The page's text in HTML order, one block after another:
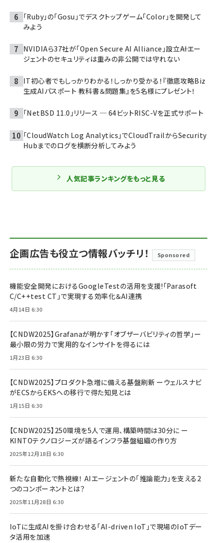
「Ruby」の「Gosu」でデスクトップゲーム「Color」を開発して
みよう
NVIDIAら37社が「Open Secure AI Alliance」設立――AIエー
ジェントのセキュリティは重みの非公開では守れない
IT初心者でもしっかりわかる！しっかり受かる！『徹底攻略Biz
生成AIパスポート 教科書＆問題集』を5名様にプレゼント！
「NetBSD 11.0」リリース ─ 64ビットRISC-Vを正式サポート
「CloudWatch Log Analytics」でCloudTrailからSecurity
Hubまでのログを横断分析してみよう
人気記事ランキングをもっと見る
企画広告も役立つ情報バッチリ！ Sponsored
機能安全開発におけるGoogleTestの活用を支援!「Parasoft
C/C++test CT」で実現する効率化＆AI連携
4月14日 6:30
【CNDW2025】Grafanaが明かす「オブザーバビリティの哲学」ー
最小限の労力で実用的なインサイトを得るには
1月23日 6:30
【CNDW2025】プロダクト急増に備える基盤刷新 ーウェルスナビ
がECSからEKSへの移行で得た知見とは
1月15日 6:30
【CNDW2025】250環境を5人で運用、構築時間は30分に ー
KINTOテクノロジーズが語るインフラ基盤組織の作り方
2025年12月18日 6:30
新たな自動化で熱視線！ AIエージェントの「推論能力」を支える2
つのコンポーネントとは？
2025年11月28日 6:30
IoTに生成AIを掛け合わせる「AI-driven IoT」で現場のIoTデー
タ活用を加速